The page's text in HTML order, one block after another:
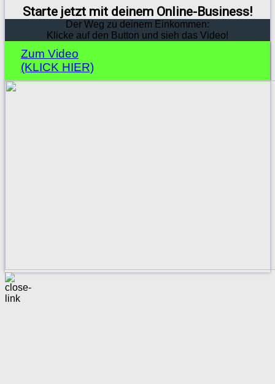
Starte jetzt mit deinem Online-Business!
Der Weg zu deinem Einkommen:
Klicke auf den Button und sieh das Video!
Zum Video
(KLICK HIER)